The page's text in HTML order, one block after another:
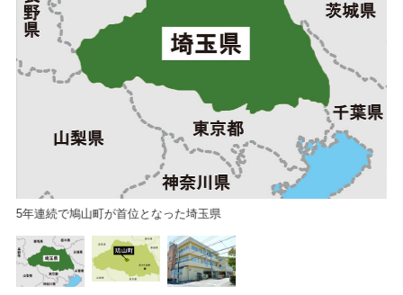
5年連続で鳩山町が首位となった埼玉県